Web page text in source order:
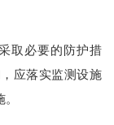
取必要的防护措
应落实监测设施